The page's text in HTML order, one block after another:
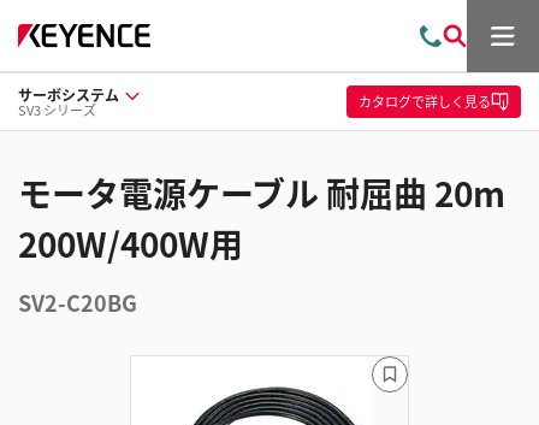
問
い
合
わ
索
メ
ュ
ー
サーボシステム
SV3 シリーズ カタログで詳しく見る
モータ電源ケーブル 耐屈曲 20m
200W/400W用
SV2-C20BG
ブ
ッ